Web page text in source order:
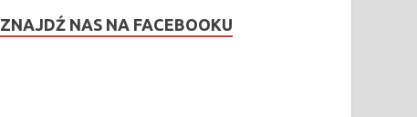
ZNAJDŹ NAS NA FACEBOOKU